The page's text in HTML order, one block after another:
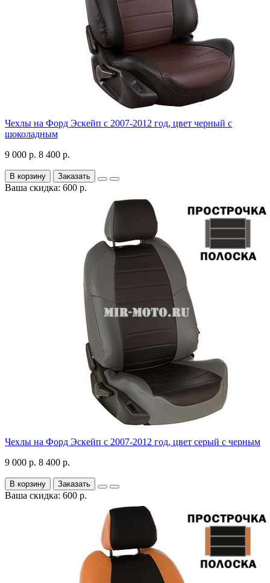
Чехлы на Форд Эскейп с 2007-2012 год, цвет черный с
шоколадным
9 000 р. 8 400 р.
В корзину Заказать
Ваша скидка: 600 р.
Чехлы на Форд Эскейп с 2007-2012 год, цвет серый с черным
9 000 р. 8 400 р.
В корзину Заказать
Ваша скидка: 600 р.